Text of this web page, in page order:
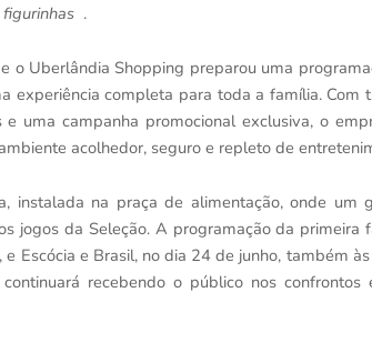
.
o Uberlândia Shopping preparou uma
experiência completa para toda a família. Com
uma campanha promocional exclusiva, o
acolhedor, seguro e repleto de
instalada na praça de alimentação, onde um
jogos da Seleção. A programação da primeira
Escócia e Brasil, no dia 24 de junho, também
recebendo o público nos confrontos